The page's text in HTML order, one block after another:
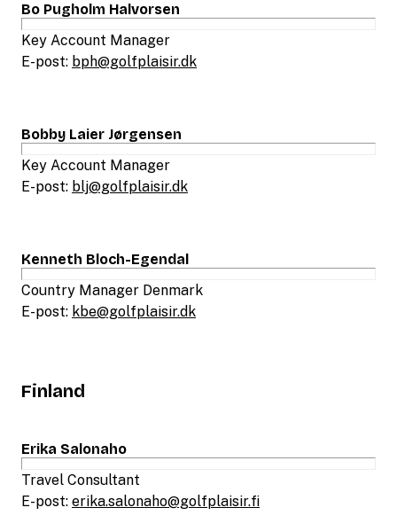
Bo Pugholm Halvorsen
Key Account Manager
E-post: bph@golfplaisir.dk
Bobby Laier Jørgensen
Key Account Manager
E-post: blj@golfplaisir.dk
Kenneth Bloch-Egendal
Country Manager Denmark
E-post: kbe@golfplaisir.dk
Finland
Erika Salonaho
Travel Consultant
E-post: erika.salonaho@golfplaisir.fi